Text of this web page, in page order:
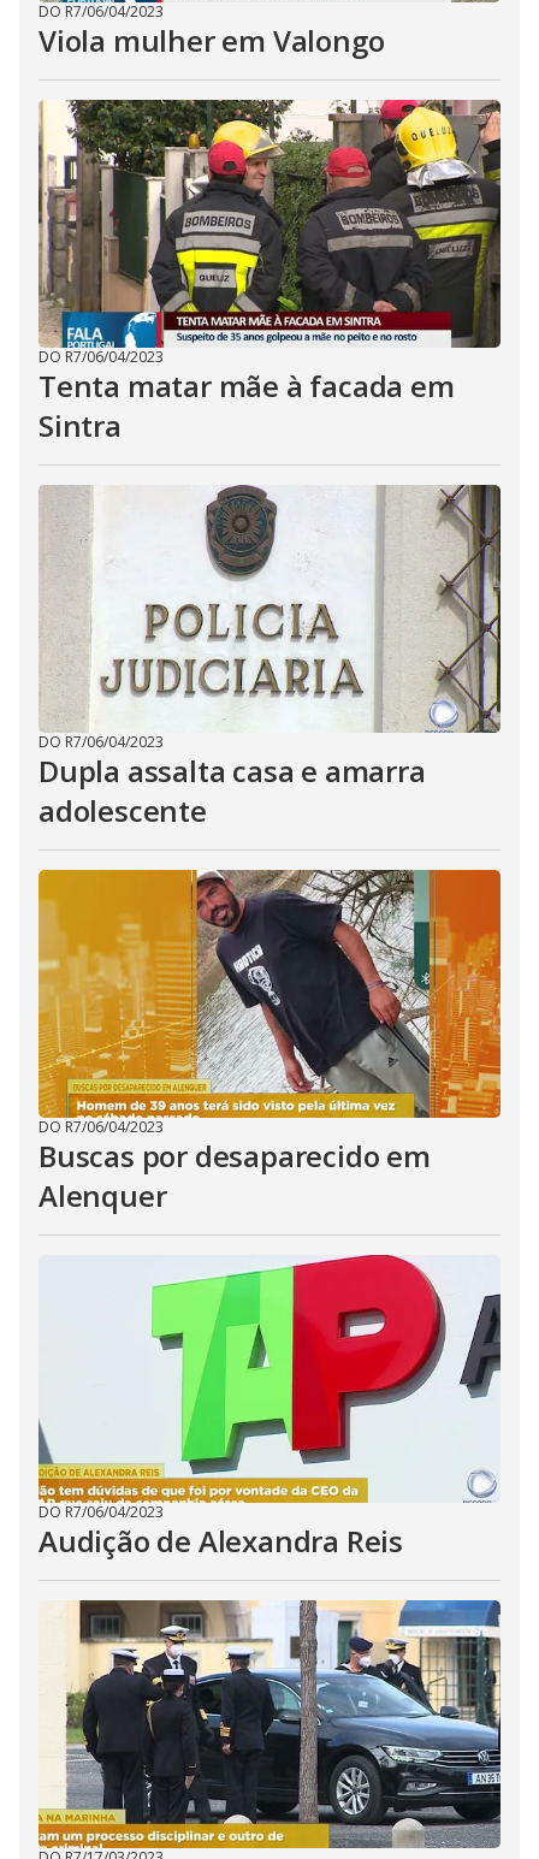
DO R7/06/04/2023
Viola mulher em Valongo
DO R7/06/04/2023
Tenta matar mãe à facada em
Sintra
DO R7/06/04/2023
Dupla assalta casa e amarra
adolescente
DO R7/06/04/2023
Buscas por desaparecido em
Alenquer
DO R7/06/04/2023
Audição de Alexandra Reis